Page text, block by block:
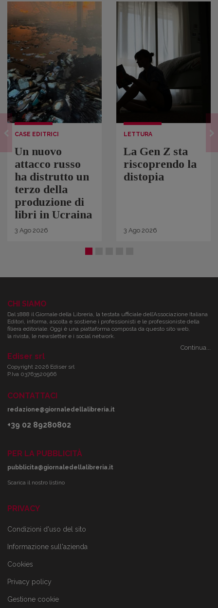
CASE EDITRICI
Un nuovo
attacco russo
ha distrutto un
terzo della
produzione di
libri in Ucraina
3 Ago 2026
LETTURA
La Gen Z sta
riscoprendo la
distopia
3 Ago 2026
CHI SIAMO
Dal 1888 il Giornale della Libreria, la testata ufficiale dell’Associazione Italiana
Editori, informa, ascolta e sostiene i professionisti e le professioniste della
filiera editoriale. Oggi è una piattaforma composta da questo sito web,
la rivista, le newsletter e i social network.
Continua...
Ediser srl
Copyright 2026 Ediser srl
P.Iva 03763520966
CONTATTACI
redazione@giornaledellalibreria.it
+39 02 89280802
PER LA PUBBLICITÀ
pubblicita@giornaledellalibreria.it
Scarica il nostro listino
PRIVACY
Condizioni d'uso del sito
Informazione sull'azienda
Cookies
Privacy policy
Gestione cookie